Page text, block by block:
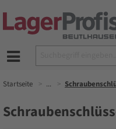
Startseite ...